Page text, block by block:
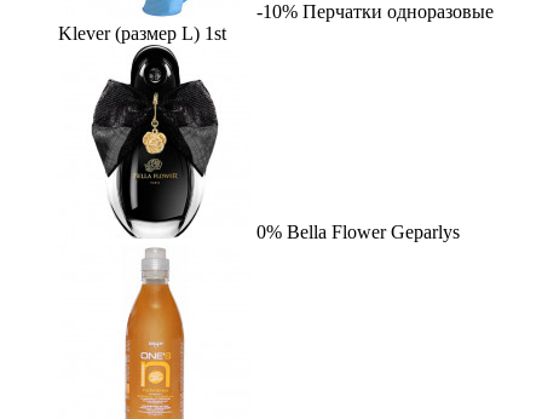
-10% Перчатки одноразовые
Klever (размер L) 1st
0% Bella Flower Geparlys